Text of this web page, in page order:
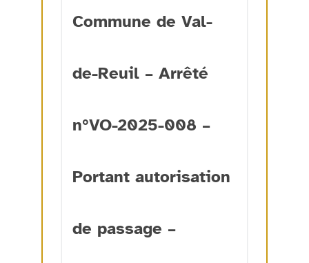
Commune de Val-
de-Reuil – Arrêté
n°VO-2025-008 –
Portant autorisation
de passage –